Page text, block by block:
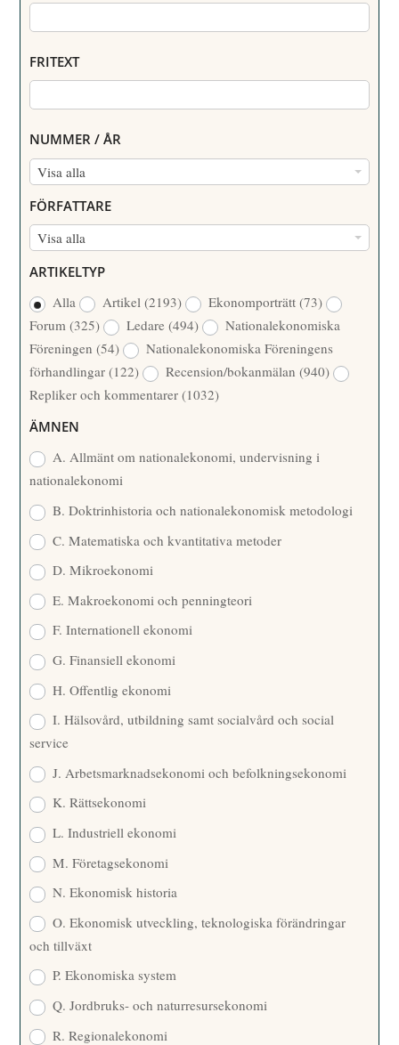
FRITEXT
NUMMER / ÅR
Visa alla
N
M
M
/
Å
R
FÖRFATTARE
Visa alla
R
F
A
T
T
A
R
ARTIKELTYP
Alla
Artikel(2193) Ekonomporträtt(73)
Forum(325) Ledare(494)
Nationalekonomiska
Föreningen(54)
Nationalekonomiska Föreningens
förhandlingar(122) Recension/bokanmälan(940)
Repliker och kommentarer(1032)
ÄMNEN
A. Allmänt om nationalekonomi, undervisning i
nationalekonomi
B. Doktrinhistoria och nationalekonomisk metodologi
C. Matematiska och kvantitativa metoder
D. Mikroekonomi
E. Makroekonomi och penningteori
F. Internationell ekonomi
G. Finansiell ekonomi
H. Offentlig ekonomi
I. Hälsovård, utbildning samt socialvård och social
service
J. Arbetsmarknadsekonomi och befolkningsekonomi
K. Rättsekonomi
L. Industriell ekonomi
M. Företagsekonomi
N. Ekonomisk historia
O. Ekonomisk utveckling, teknologiska förändringar
och tillväxt
P. Ekonomiska system
Q. Jordbruks- och naturresursekonomi
R. Regionalekonomi